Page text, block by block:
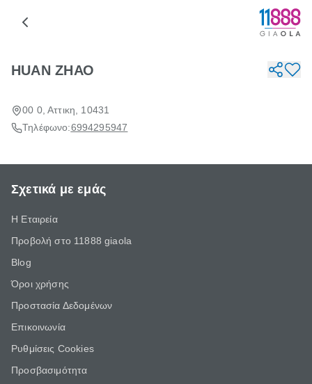
HUAN ΖΗΑΟ
00 0, Αττικη, 10431
Τηλέφωνο:6994295947
Σχετικά με εμάς
Η Εταιρεία
Προβολή στο 11888 giaola
Blog
Όροι χρήσης
Προστασία Δεδομένων
Επικοινωνία
Ρυθμίσεις Cookies
Προσβασιμότητα